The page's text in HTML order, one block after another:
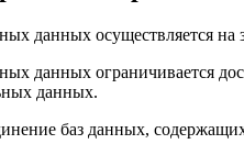
данных осуществляется на
данных ограничивается
данных.
баз данных,